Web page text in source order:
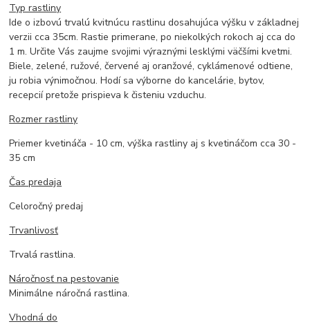
Typ rastliny
Ide o izbovú trvalú kvitnúcu rastlinu dosahujúca výšku v základnej
verzii cca 35cm. Rastie primerane, po niekolkých rokoch aj cca do
1 m. Určite Vás zaujme svojimi výraznými lesklými väčšími kvetmi.
Biele, zelené, ružové, červené aj oranžové, cyklámenové odtiene,
ju robia výnimočnou. Hodí sa výborne do kancelárie, bytov,
recepcií pretože prispieva k čisteniu vzduchu.
Rozmer rastliny
Priemer kvetináča - 10 cm, výška rastliny aj s kvetináčom cca 30 -
35 cm
Čas predaja
Celoročný predaj
Trvanlivosť
Trvalá rastlina.
Náročnosť na pestovanie
Minimálne náročná rastlina.
Vhodná do